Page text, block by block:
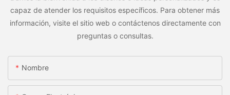
capaz de atender los requisitos específicos. Para obtener más
información, visite el sitio web o contáctenos directamente con
preguntas o consultas.
Nombre